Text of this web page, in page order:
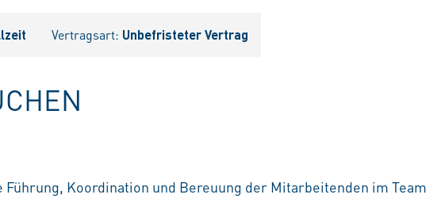
Vertragsart: Unbefristeter Vertrag
Führung, Koordination und Bereuung der Mitarbeitenden im Team